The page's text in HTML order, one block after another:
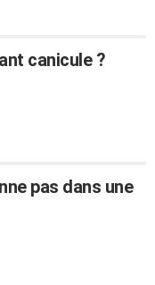
canicule ?
pas dans une